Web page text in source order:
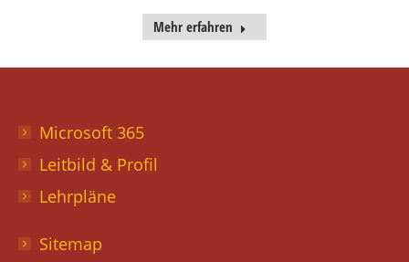
Mehr erfahren
Microsoft 365
Leitbild & Profil
Lehrpläne
Sitemap